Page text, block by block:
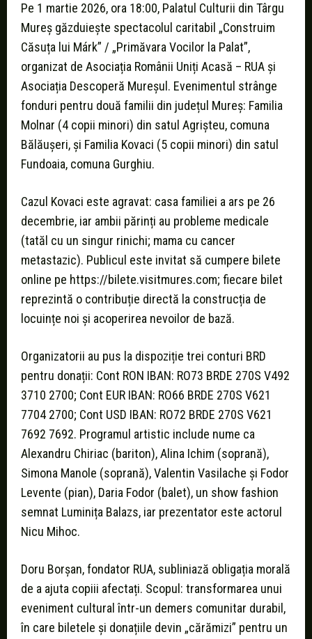
Pe 1 martie 2026, ora 18:00, Palatul Culturii din Târgu
Mureș găzduiește spectacolul caritabil „Construim
Căsuța lui Márk” / „Primăvara Vocilor la Palat”,
organizat de Asociația Românii Uniți Acasă – RUA și
Asociația Descoperă Mureșul. Evenimentul strânge
fonduri pentru două familii din județul Mureș: Familia
Molnar (4 copii minori) din satul Agrișteu, comuna
Bălăușeri, și Familia Kovaci (5 copii minori) din satul
Fundoaia, comuna Gurghiu.
Cazul Kovaci este agravat: casa familiei a ars pe 26
decembrie, iar ambii părinți au probleme medicale
(tatăl cu un singur rinichi; mama cu cancer
metastazic). Publicul este invitat să cumpere bilete
online pe https://bilete.visitmures.com; fiecare bilet
reprezintă o contribuție directă la construcția de
locuințe noi și acoperirea nevoilor de bază.
Organizatorii au pus la dispoziție trei conturi BRD
pentru donații: Cont RON IBAN: RO73 BRDE 270S V492
3710 2700; Cont EUR IBAN: RO66 BRDE 270S V621
7704 2700; Cont USD IBAN: RO72 BRDE 270S V621
7692 7692. Programul artistic include nume ca
Alexandru Chiriac (bariton), Alina Ichim (soprană),
Simona Manole (soprană), Valentin Vasilache și Fodor
Levente (pian), Daria Fodor (balet), un show fashion
semnat Luminița Balazs, iar prezentator este actorul
Nicu Mihoc.
Doru Borșan, fondator RUA, subliniază obligația morală
de a ajuta copiii afectați. Scopul: transformarea unui
eveniment cultural într-un demers comunitar durabil,
în care biletele și donațiile devin „cărămizi” pentru un